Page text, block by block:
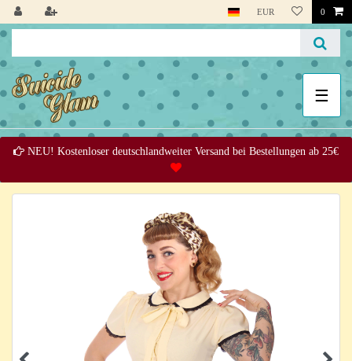
EUR 0
☰
NEU! Kostenloser deutschlandweiter Versand bei Bestellungen ab 25€